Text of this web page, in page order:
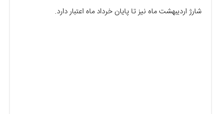
شارژ اردیبهشت ماه نیز تا پایان خرداد ماه اعتبار دارد.